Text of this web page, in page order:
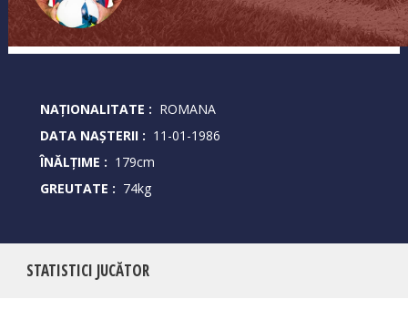
NAȚIONALITATE : ROMANA
DATA NAȘTERII : 11-01-1986
ÎNĂLȚIME : 179cm
GREUTATE : 74kg
STATISTICI JUCĂTOR